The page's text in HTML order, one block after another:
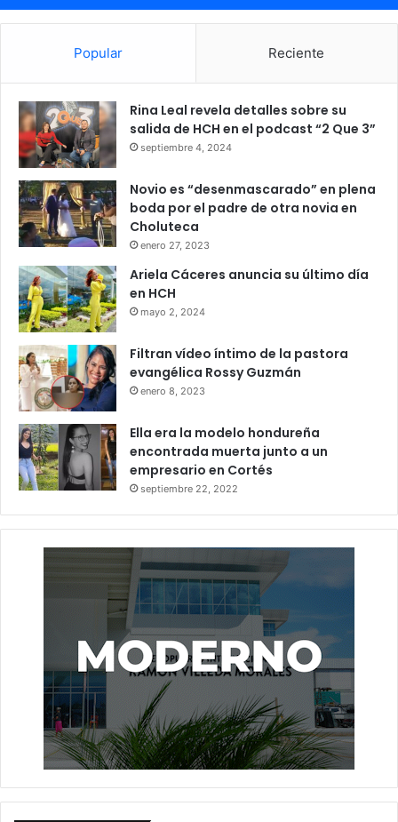
Popular Reciente
Rina Leal revela detalles sobre su
salida de HCH en el podcast “2 Que 3”
septiembre 4, 2024
Novio es “desenmascarado” en plena
boda por el padre de otra novia en
Choluteca
enero 27, 2023
Ariela Cáceres anuncia su último día
en HCH
mayo 2, 2024
Filtran vídeo íntimo de la pastora
evangélica Rossy Guzmán
enero 8, 2023
Ella era la modelo hondureña
encontrada muerta junto a un
empresario en Cortés
septiembre 22, 2022